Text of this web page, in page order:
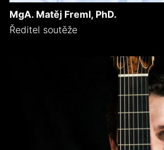
MgA. Matěj Freml, PhD.
Ředitel soutěže